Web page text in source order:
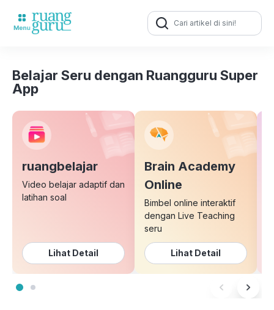
Search
for:
Belajar Seru dengan Ruangguru Super
App
ruangbelajar
Video belajar adaptif dan
latihan soal
Lihat Detail
Brain Academy
Online
Bimbel online interaktif
dengan Live Teaching
seru
Lihat Detail